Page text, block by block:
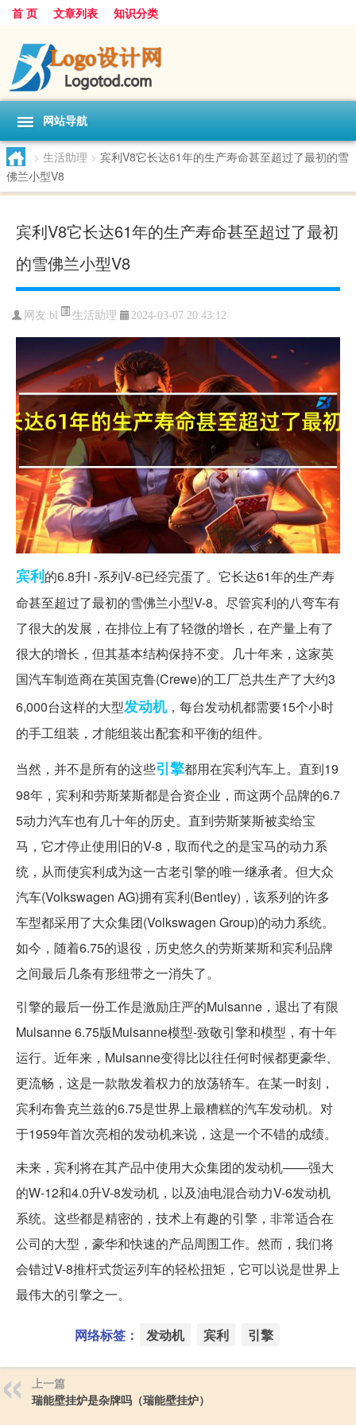
首 页 文章列表 知识分类
网站导航
> 生活助理 > 宾利V8它长达61年的生产寿命甚至超过了最初的雪
佛兰小型V8
宾利V8它长达61年的生产寿命甚至超过了最初
的雪佛兰小型V8
网友:bl 生活助理 2024-03-07 20:43:12
宾利的6.8升l -系列V-8已经完蛋了。它长达61年的生产寿
命甚至超过了最初的雪佛兰小型V-8。尽管宾利的八弯车有
了很大的发展，在排位上有了轻微的增长，在产量上有了
很大的增长，但其基本结构保持不变。几十年来，这家英
国汽车制造商在英国克鲁(Crewe)的工厂总共生产了大约3
6,000台这样的大型发动机，每台发动机都需要15个小时
的手工组装，才能组装出配套和平衡的组件。
当然，并不是所有的这些引擎都用在宾利汽车上。直到19
98年，宾利和劳斯莱斯都是合资企业，而这两个品牌的6.7
5动力汽车也有几十年的历史。直到劳斯莱斯被卖给宝
马，它才停止使用旧的V-8，取而代之的是宝马的动力系
统，从而使宾利成为这一古老引擎的唯一继承者。但大众
汽车(Volkswagen AG)拥有宾利(Bentley)，该系列的许多
车型都采用了大众集团(Volkswagen Group)的动力系统。
如今，随着6.75的退役，历史悠久的劳斯莱斯和宾利品牌
之间最后几条有形纽带之一消失了。
引擎的最后一份工作是激励庄严的Mulsanne，退出了有限
Mulsanne 6.75版Mulsanne模型-致敬引擎和模型，有十年
运行。近年来，Mulsanne变得比以往任何时候都更豪华、
更流畅，这是一款散发着权力的放荡轿车。在某一时刻，
宾利布鲁克兰兹的6.75是世界上最糟糕的汽车发动机。对
于1959年首次亮相的发动机来说，这是一个不错的成绩。
未来，宾利将在其产品中使用大众集团的发动机——强大
的W-12和4.0升V-8发动机，以及油电混合动力V-6发动机
系统。这些都是精密的，技术上有趣的引擎，非常适合在
公司的大型，豪华和快速的产品周围工作。然而，我们将
会错过V-8推杆式货运列车的轻松扭矩，它可以说是世界上
最伟大的引擎之一。
网络标签： 发动机 宾利 引擎
上一篇
瑞能壁挂炉是杂牌吗（瑞能壁挂炉）